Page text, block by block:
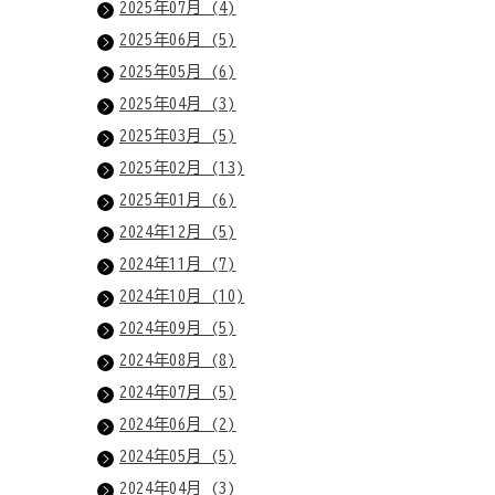
2025年07月 (4)
2025年06月 (5)
2025年05月 (6)
2025年04月 (3)
2025年03月 (5)
2025年02月 (13)
2025年01月 (6)
2024年12月 (5)
2024年11月 (7)
2024年10月 (10)
2024年09月 (5)
2024年08月 (8)
2024年07月 (5)
2024年06月 (2)
2024年05月 (5)
2024年04月 (3)